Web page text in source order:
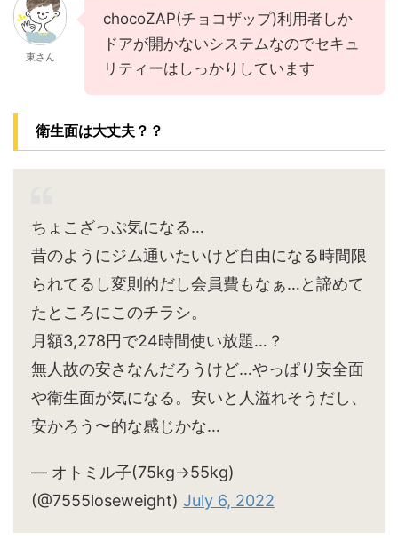
東さん
chocoZAP(チョコザップ)利用者しか
ドアが開かないシステムなのでセキュ
リティーはしっかりしています
衛生面は大丈夫？？
ちょこざっぷ気になる…
昔のようにジム通いたいけど自由になる時間限
られてるし変則的だし会員費もなぁ…と諦めて
たところにこのチラシ。
月額3,278円で24時間使い放題…？
無人故の安さなんだろうけど…やっぱり安全面
や衛生面が気になる。安いと人溢れそうだし、
安かろう〜的な感じかな…
— オトミル子(75kg→55kg)
(@7555loseweight) July 6, 2022